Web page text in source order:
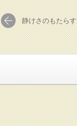
静けさのもたら